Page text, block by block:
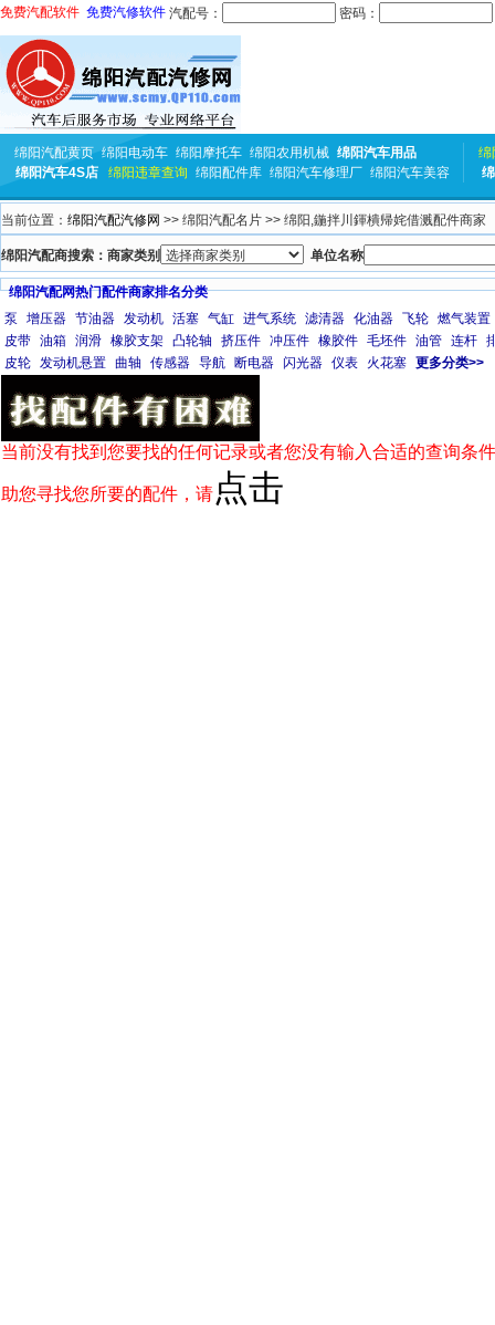
免费汽配软件 免费汽修软件 汽配号： 密码：
绵阳汽配黄页 绵阳电动车 绵阳摩托车 绵阳农用机械 绵阳汽车用品
绵阳汽车4S店
绵阳违章查询 绵阳配件库 绵阳汽车修理厂 绵阳汽车美容
绵
当前位置： 绵阳汽配汽修网 >> 绵阳汽配名片 >> 绵阳,鍦拌川鍕樻帰姹借溅配件商家
绵阳汽配商搜索：商家类别 单位名称
绵阳汽配网热门配件商家排名分类
泵
增压器 节油器 发动机 活塞 气缸 进气系统 滤清器 化油器 飞轮 燃气装置
皮带 油箱 润滑 橡胶支架 凸轮轴 挤压件 冲压件 橡胶件 毛坯件 油管 连杆
皮轮 发动机悬置 曲轴 传感器 导航 断电器 闪光器 仪表 火花塞 更多分类>>
当前没有找到您要找的任何记录或者您没有输入合适的查询条
助您寻找您所要的配件，请 点击